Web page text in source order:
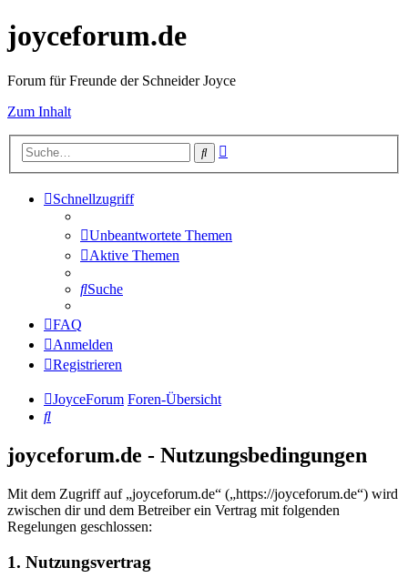
joyceforum.de
Forum für Freunde der Schneider Joyce
Zum Inhalt
Suche
Schnellzugriff
Unbeantwortete Themen
Aktive Themen
Suche
FAQ
Anmelden
Registrieren
JoyceForum Foren-Übersicht
Suche
joyceforum.de - Nutzungsbedingungen
Mit dem Zugriff auf „joyceforum.de“ („https://joyceforum.de“) wird
zwischen dir und dem Betreiber ein Vertrag mit folgenden
Regelungen geschlossen:
1. Nutzungsvertrag